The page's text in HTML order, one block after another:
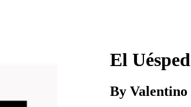
El Uésped
By Valentino